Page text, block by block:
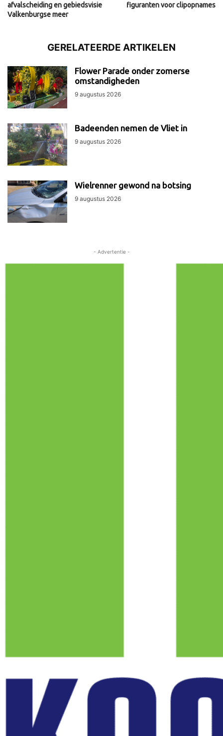
afvalscheiding en gebiedsvisie
Valkenburgse meer
figuranten voor clipopnames
GERELATEERDE ARTIKELEN
Flower Parade onder zomerse
omstandigheden
9 augustus 2026
Badeenden nemen de Vliet in
9 augustus 2026
Wielrenner gewond na botsing
9 augustus 2026
- Advertentie -